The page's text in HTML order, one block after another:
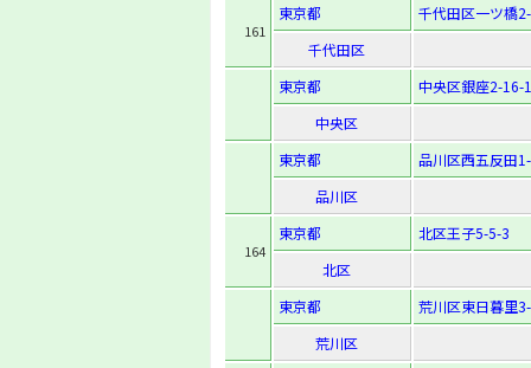
161
東京都
千代田区一ツ橋
千代田区
東京都
中央区銀座2-16-
中央区
東京都
品川区西五反田
品川区
164
東京都
北区王子5-5-3
北区
東京都
荒川区東日暮里
荒川区